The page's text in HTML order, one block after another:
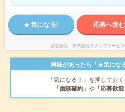
気になる! 応募へ進む
派遣会社 株式会社スタッフサービ
興味があったら「★気にな
「気になる！」を押してお
「面談確約」 や 「応募歓迎